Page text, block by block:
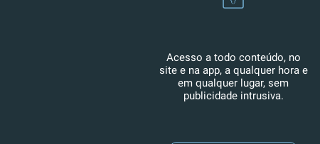
Acesso a todo conteúdo, no
site e na app, a qualquer hora e
em qualquer lugar, sem
publicidade intrusiva.